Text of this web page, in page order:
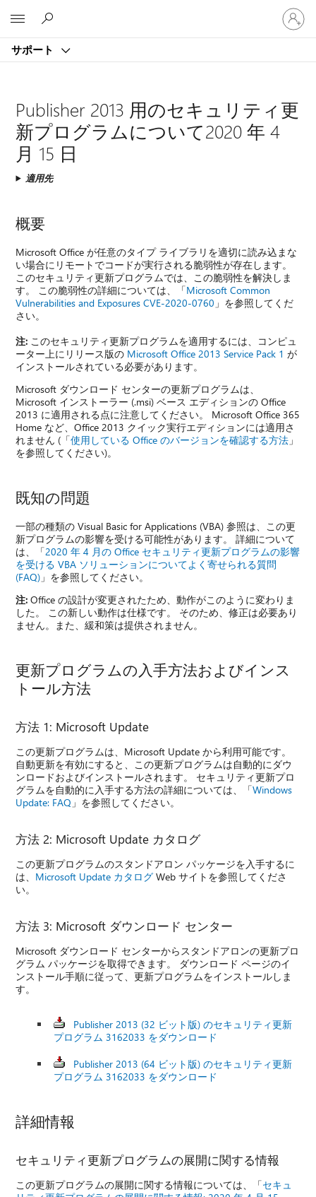
サポート
ア
カ
ウ
イ
ン
イ
Publisher 2013 用のセキュリティ更
新プログラムについて2020 年 4
月 15 日
適用先
概要
Microsoft Office が任意のタイプ ライブラリを適切に読み込まな
い場合にリモートでコードが実行される脆弱性が存在します。
このセキュリティ更新プログラムでは、この脆弱性を解決しま
す。 この脆弱性の詳細については、「Microsoft Common
Vulnerabilities and Exposures CVE-2020-0760 」を参照してくだ
さい。
注: このセキュリティ更新プログラムを適用するには、コンピュ
ーター上にリリース版の Microsoft Office 2013 Service Pack 1 が
インストールされている必要があります。
Microsoft ダウンロード センターの更新プログラムは、
Microsoft インストーラー (.msi) ベース エディションの Office
2013 に適用される点に注意してください。 Microsoft Office 365
Home など、Office 2013 クイック実行エディションには適用さ
れません (「使用している Office のバージョンを確認する方法 」
を参照してください)。
既知の問題
一部の種類の Visual Basic for Applications (VBA) 参照は、この更
新プログラムの影響を受ける可能性があります。 詳細について
は、「2020 年 4 月の Office セキュリティ更新プログラムの影響
を受ける VBA ソリューションについてよく寄せられる質問
(FAQ) 」を参照してください。
注: Office の設計が変更されたため、動作がこのように変わりま
した。 この新しい動作は仕様です。 そのため、修正は必要あり
ません。また、緩和策は提供されません。
更新プログラムの入手方法およびインス
トール方法
方法 1: Microsoft Update
この更新プログラムは、Microsoft Update から利用可能です。
自動更新を有効にすると、この更新プログラムは自動的にダウ
ンロードおよびインストールされます。 セキュリティ更新プロ
グラムを自動的に入手する方法の詳細については、「Windows
Update: FAQ 」を参照してください。
方法 2: Microsoft Update カタログ
この更新プログラムのスタンドアロン パッケージを入手するに
は、 Microsoft Update カタログ Web サイトを参照してくださ
い。
方法 3: Microsoft ダウンロード センター
Microsoft ダウンロード センターからスタンドアロンの更新プロ
グラム パッケージを取得できます。 ダウンロード ページのイ
ンストール手順に従って、更新プログラムをインストールしま
す。
Publisher 2013 (32 ビット版) のセキュリティ更新
プログラム 3162033 をダウンロード
Publisher 2013 (64 ビット版) のセキュリティ更新
プログラム 3162033 をダウンロード
詳細情報
セキュリティ更新プログラムの展開に関する情報
この更新プログラムの展開に関する情報については、「セキュ